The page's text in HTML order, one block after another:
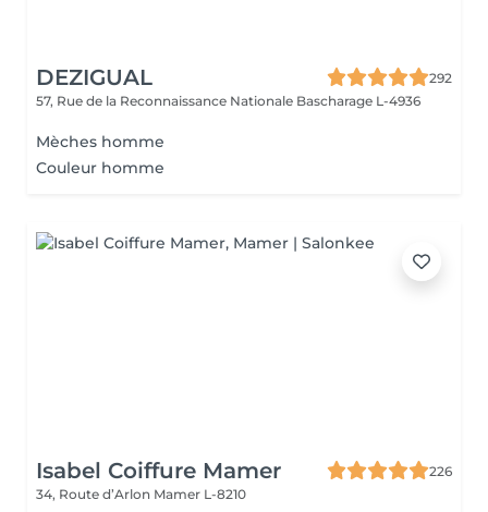
DEZIGUAL
292
57, Rue de la Reconnaissance Nationale Bascharage L-4936
Mèches homme
Couleur homme
Isabel Coiffure Mamer
226
34, Route d’Arlon Mamer L-8210